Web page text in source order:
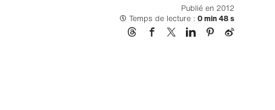
Publié en 2012
Temps de lecture : 0 min 48 s